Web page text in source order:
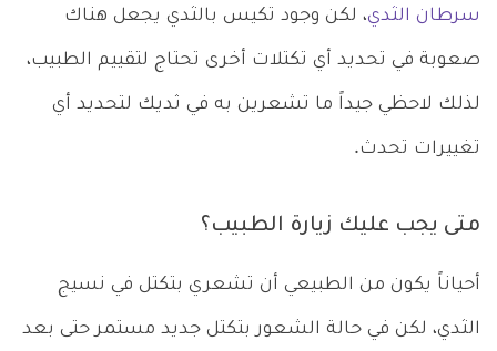
سرطان الثدي، لكن وجود تكيس بالثدي يجعل هناك
صعوبة في تحديد أي تكتلات أخرى تحتاج لتقييم الطبيب،
لذلك لاحظي جيداً ما تشعرين به في ثديك لتحديد أي
تغييرات تحدث.
متى يجب عليك زيارة الطبيب؟
أحياناً يكون من الطبيعي أن تشعري بتكتل في نسيج
الثدي، لكن في حالة الشعور بتكتل جديد مستمر حتى بعد